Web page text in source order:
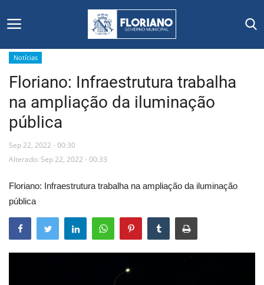
Início
Editais
Floriano
Mural de Licitações
Notícias
Notícias
Floriano: Infraestrutura trabalha
na ampliação da iluminação
pública
Sep 22, 2022 - 00:30
Alterado: Sep 22, 2022 - 00:33
Floriano: Infraestrutura trabalha na ampliação da iluminação
pública